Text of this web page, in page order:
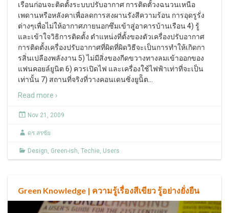
เรือนก่อนจะติดตั้งระบบปรับอากาศ การติดตั้วงฉนวนเหนือ
เพดานหรือหลังคาเพื่อลดการสงผานรังสีความร้อน การอุดรูรั่ง
ต่างๆเพื่อไม่ให้อากาศภายนอกซึมเข้าสุู่อาคารบ้านเรือน 4) รู้
และเข้าใจวิธิการติดตั้ง ตำแหน่งที่ตั้งของตัวเครื่องปรับอากาศ
การติดตั้งเครื่องปรับอากาศที่ผิดที่ผิดวิธีจะเป็นการทำให้เกิดกา
รสิ่นเปลืองพลังงาน 5) ไม่มีสิ่งของกีดขวางทางลมเข้าออกของ
แฟนคอยล์ยูนิต 6) ควรเปิดไฟ และเครื่องใช้ไฟฟ้าเท่าที่จะเป็น
เท่านั้น 7) สถานที่จริงที่วางคอนเดนซิ่งยูนิิต
Read more ›
Nov 21, 2009
ดร.สรชัย
Design, Green-ish, Techie, Users
Green Knowledge | ความรู้เรื่องสีเขียว รู้อย่างยั่งยืน